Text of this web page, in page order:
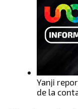
Yanji
de la